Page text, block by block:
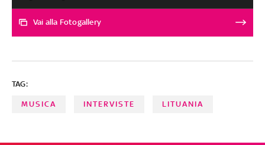
'Un Giro di Troppo', un brano pop dalle venature dreamy
e melinconiche che descrive l’amore a 20anni. Marco
certezza e flirta nel suo ipotetico metaverso. Le altre
a pari merito. SELEZIONE E SCELTA DEI BRANI A CURA DI
Vai alla Fotogallery
TAG:
MUSICA INTERVISTE LITUANIA